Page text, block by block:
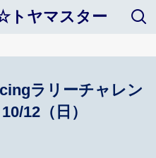
トヤマスター
ラリーチャレン
12（日）